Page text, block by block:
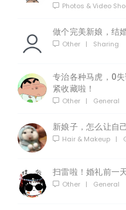
Photos & Video
做个完美新娘，结
Other | Sharing
专治各种马虎，0
紧收藏啦！
Other | General
新娘子，怎么让自
Hair & Makeup |
扫雷啦！婚礼前一
Other | General